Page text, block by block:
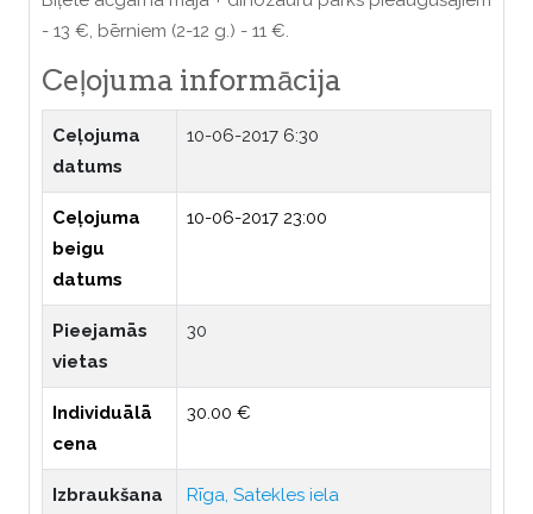
- 13 €, bērniem (2-12 g.) - 11 €.
Ceļojuma informācija
Ceļojuma
datums
10-06-2017 6:30
Ceļojuma
beigu
datums
10-06-2017 23:00
Pieejamās
vietas
30
Individuālā
cena
30.00 €
Izbraukšana
Rīga, Satekles iela